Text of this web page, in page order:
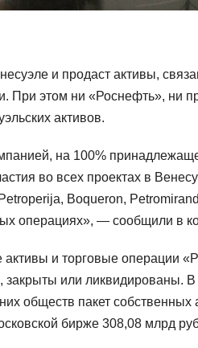
и продаст активы,
При этом ни «Роснефть», ни
активов.
на 100%
во всех проектах в
Boqueron,
операциях», — сообщили в
активы и торговые операции
или ликвидированы. В
обществ пакет
бирже 308,08 млрд